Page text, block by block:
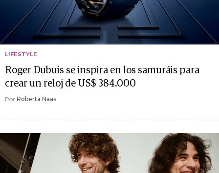
LIFESTYLE
Roger Dubuis se inspira en los samuráis para
crear un reloj de US$ 384.000
Por Roberta Naas